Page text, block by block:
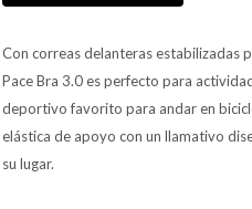
Con correas delanteras estabilizadas
Pace Bra 3.0 es perfecto para
deportivo favorito para andar en
elástica de apoyo con un llamativo
su lugar.